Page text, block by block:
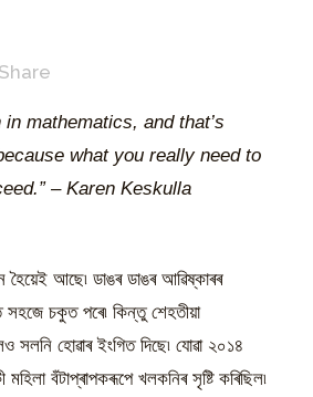
Share
mathematics, and that’s
what you really need to
– Karen Keskulla
হৈয়েই আছে৷ ডাঙৰ ডাঙৰ আৱিষ্কাৰৰ
সহজে চকুত পৰে৷ কিন্তু শেহতীয়া
সলনি হোৱাৰ ইংগিত দিছে৷ যোৱা ২০১৪
বঁটাপ্ৰাপকৰূপে খলকনিৰ সৃষ্টি কৰিছিল৷